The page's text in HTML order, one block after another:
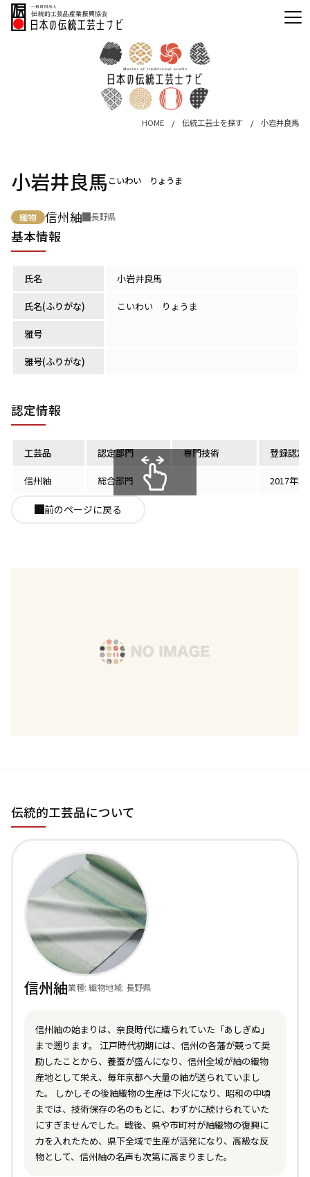
HOME 伝統工芸士を探す 小岩井良馬
小岩井良馬こいわい りょうま
織物 信州紬 長野県
基本情報
氏名 小岩井良馬
氏名(ふりがな) こいわい りょうま
雅号
雅号(ふりがな)
認定情報
工芸品 認定部門 専門技術 登録認定
信州紬 総合部門 2017年2
前のページに戻る
伝統的工芸品について
信州紬業種: 織物地域: 長野県
信州紬の始まりは、奈良時代に織られていた「あしぎぬ」
まで遡ります。 江戸時代初期には、信州の各藩が競って奨
励したことから、養蚕が盛んになり、信州全域が紬の織物
産地として栄え、毎年京都へ大量の紬が送られていまし
た。 しかしその後紬織物の生産は下火になり、昭和の中頃
までは、技術保存の名のもとに、わずかに続けられていた
にすぎませんでした。戦後、県や市町村が紬織物の復興に
力を入れたため、県下全域で生産が活発になり、高級な反
物として、信州紬の名声も次第に高まりました。